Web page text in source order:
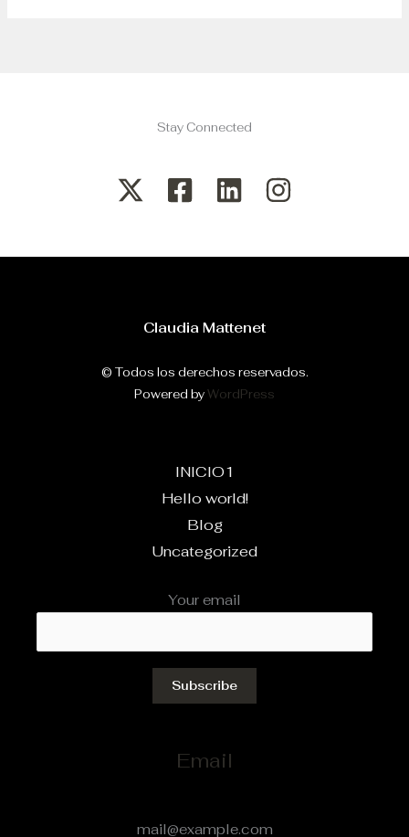
Stay Connected
Claudia Mattenet
© Todos los derechos reservados.
Powered byWordPress
INICIO1
Hello world!
Blog
Uncategorized
Your email
Email
mail@example.com